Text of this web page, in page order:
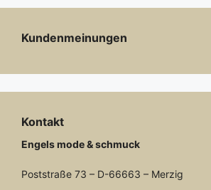
Kundenmeinungen
Kontakt
Engels mode & schmuck
Poststraße 73 – D-66663 – Merzig